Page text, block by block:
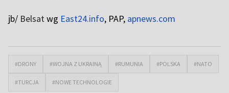
jb/ Belsatwg East24.info, PAP, apnews.com
#DRONY #WOJNA Z UKRAINĄ #RUMUNIA #POLSKA #NATO
#TURCJA #NOWE TECHNOLOGIE